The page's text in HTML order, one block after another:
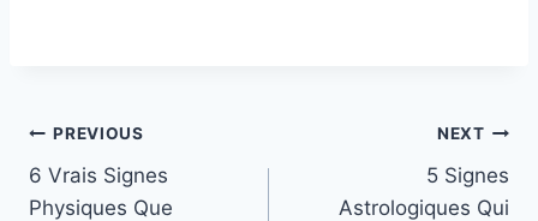
Post
navigation
PREVIOUS
6 Vrais Signes
Physiques Que
NEXT
5 Signes
Astrologiques Qui